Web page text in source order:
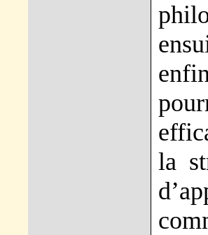
la